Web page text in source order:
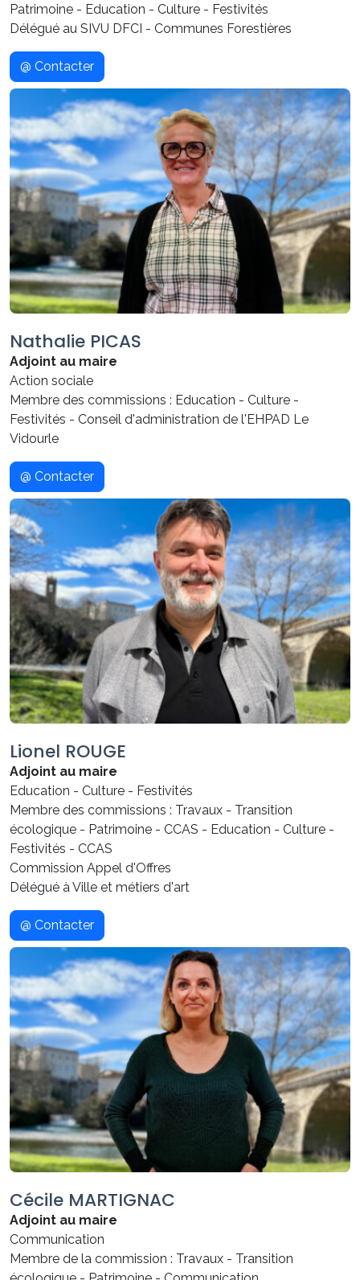
Patrimoine - Education - Culture - Festivités
Délégué au SIVU DFCI - Communes Forestières
@ Contacter
Nathalie PICAS
Adjoint au maire
Action sociale
Membre des commissions : Education - Culture -
Festivités - Conseil d'administration de l'EHPAD Le
Vidourle
@ Contacter
Lionel ROUGE
Adjoint au maire
Education - Culture - Festivités
Membre des commissions : Travaux - Transition
écologique - Patrimoine - CCAS - Education - Culture -
Festivités - CCAS
Commission Appel d'Offres
Délégué à Ville et métiers d'art
@ Contacter
Cécile MARTIGNAC
Adjoint au maire
Communication
Membre de la commission : Travaux - Transition